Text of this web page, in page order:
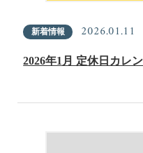
新着情報 2026.01.11
2026年1月 定休日カレ